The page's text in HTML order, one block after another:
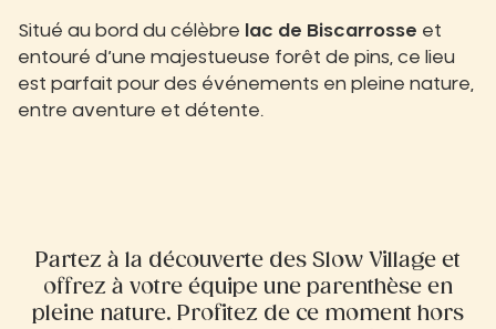
Situé au bord du célèbre lac de Biscarrosse et
entouré d’une majestueuse forêt de pins, ce lieu
est parfait pour des événements en pleine nature,
entre aventure et détente.
Partez à la découverte des Slow Village et
offrez à votre équipe une parenthèse en
pleine nature. Profitez de ce moment hors